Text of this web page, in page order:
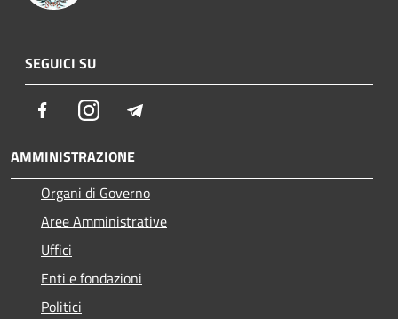
SEGUICI SU
FacebookInstagram
AMMINISTRAZIONE
Organi di Governo
Aree Amministrative
Uffici
Enti e fondazioni
Politici